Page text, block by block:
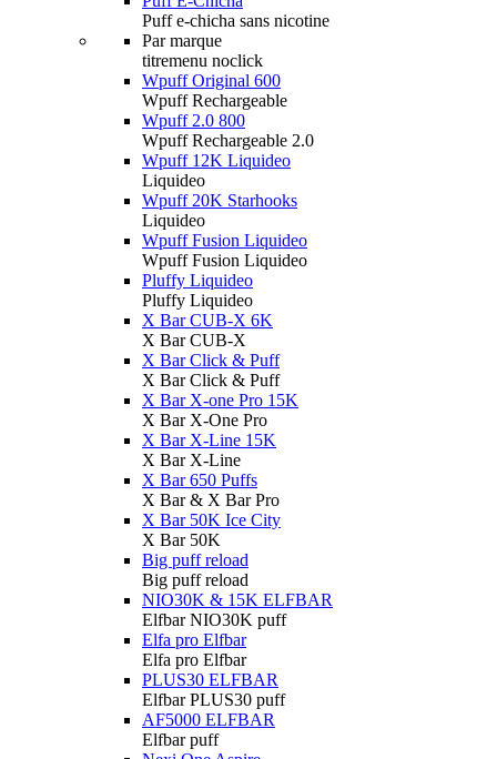
Puff e-chicha sans nicotine
Par marque
titremenu noclick
Wpuff Original 600
Wpuff Rechargeable
Wpuff 2.0 800
Wpuff Rechargeable 2.0
Wpuff 12K Liquideo
Liquideo
Wpuff 20K Starhooks
Liquideo
Wpuff Fusion Liquideo
Wpuff Fusion Liquideo
Pluffy Liquideo
Pluffy Liquideo
X Bar CUB-X 6K
X Bar CUB-X
X Bar Click & Puff
X Bar Click & Puff
X Bar X-one Pro 15K
X Bar X-One Pro
X Bar X-Line 15K
X Bar X-Line
X Bar 650 Puffs
X Bar & X Bar Pro
X Bar 50K Ice City
X Bar 50K
Big puff reload
Big puff reload
NIO30K & 15K ELFBAR
Elfbar NIO30K puff
Elfa pro Elfbar
Elfa pro Elfbar
PLUS30 ELFBAR
Elfbar PLUS30 puff
AF5000 ELFBAR
Elfbar puff